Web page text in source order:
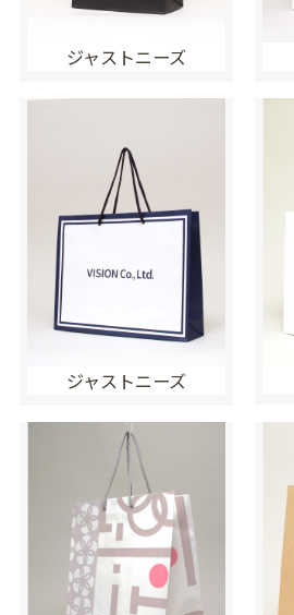
ジャストニーズ
ジャストニーズ